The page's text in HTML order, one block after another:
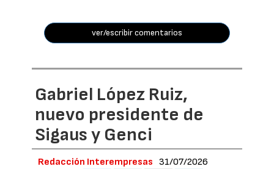
ver/escribir comentarios
Gabriel López Ruiz,
nuevo presidente de
Sigaus y Genci
Redacción Interempresas 31/07/2026